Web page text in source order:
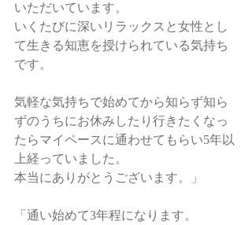
いただいています。
いくたびに深いリラックスと女性とし
て生きる知恵を授けられている気持ち
です。
気軽な気持ちで始めてから知らず知ら
ずのうちにお休みしたり行きたくなっ
たらマイペースに通わせてもらい5年以
上経っていました。
本当にありがとうございます。」
「通い始めて3年程になります。